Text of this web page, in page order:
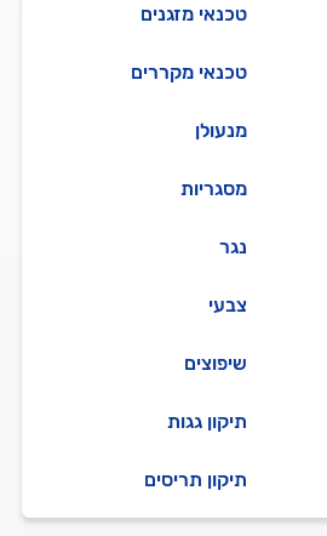
טכנאי מזגנים
טכנאי מקררים
מנעולן
מסגריות
נגר
צבעי
שיפוצים
תיקון גגות
תיקון תריסים